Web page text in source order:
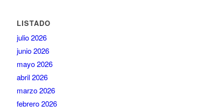
LISTADO
julio 2026
junio 2026
mayo 2026
abril 2026
marzo 2026
febrero 2026